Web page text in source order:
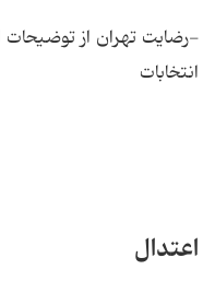
-رضایت تهران از توضیحات
انتخابات
اعتدال